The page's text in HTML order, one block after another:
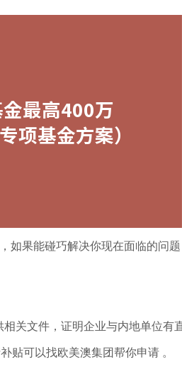
果能碰巧解决你现在面临的问
关文件，证明企业与内地单位有
贴可以找欧美澳集团帮你申请 。